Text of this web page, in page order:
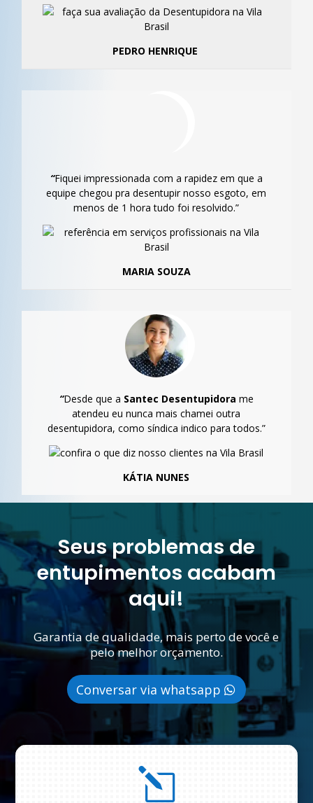
PEDRO HENRIQUE
“Fiquei impressionada com a rapidez em que a
equipe chegou pra desentupir nosso esgoto, em
menos de 1 hora tudo foi resolvido.”
MARIA SOUZA
“Desde que a Santec Desentupidora me
atendeu eu nunca mais chamei outra
desentupidora, como síndica indico para todos.”
KÁTIA NUNES
Seus problemas de
entupimentos acabam
aqui!
Garantia de qualidade, mais perto de você e
pelo melhor orçamento.
Conversar via whatsapp
l